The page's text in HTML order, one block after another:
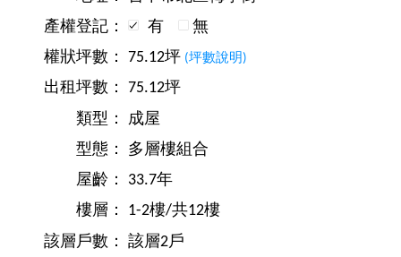
產權登記：
有
無
權狀坪數：
75.12坪 (坪數說明)
出租坪數：
75.12坪
類型：
成屋
型態：
多層樓組合
屋齡：
33.7年
樓層：
1-2樓/共12樓
該層戶數：
該層2戶